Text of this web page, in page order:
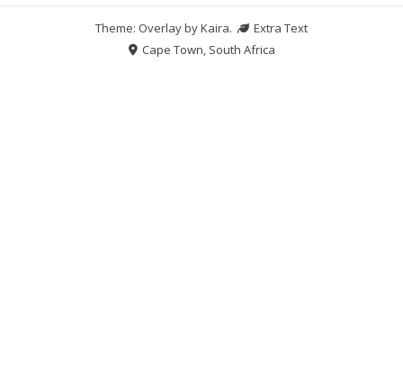
Theme: Overlay byKaira.
Extra Text
Cape Town, South Africa